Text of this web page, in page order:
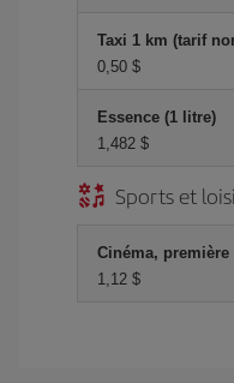
Taxi 1 km (tarif
0,50 $
Essence (1 litre)
1,482 $
Sports et
Cinéma,
1,12 $